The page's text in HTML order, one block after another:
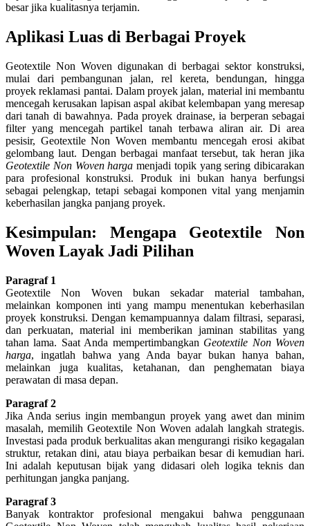
besar jika kualitasnya terjamin.
Aplikasi Luas di Berbagai Proyek
Geotextile Non Woven digunakan di berbagai sektor konstruksi,
mulai dari pembangunan jalan, rel kereta, bendungan, hingga
proyek reklamasi pantai. Dalam proyek jalan, material ini membantu
mencegah kerusakan lapisan aspal akibat kelembapan yang meresap
dari tanah di bawahnya. Pada proyek drainase, ia berperan sebagai
filter yang mencegah partikel tanah terbawa aliran air. Di area
pesisir, Geotextile Non Woven membantu mencegah erosi akibat
gelombang laut. Dengan berbagai manfaat tersebut, tak heran jika
Geotextile Non Woven harga menjadi topik yang sering dibicarakan
para profesional konstruksi. Produk ini bukan hanya berfungsi
sebagai pelengkap, tetapi sebagai komponen vital yang menjamin
keberhasilan jangka panjang proyek.
Kesimpulan: Mengapa Geotextile Non
Woven Layak Jadi Pilihan
Paragraf 1
Geotextile Non Woven bukan sekadar material tambahan,
melainkan komponen inti yang mampu menentukan keberhasilan
proyek konstruksi. Dengan kemampuannya dalam filtrasi, separasi,
dan perkuatan, material ini memberikan jaminan stabilitas yang
tahan lama. Saat Anda mempertimbangkan Geotextile Non Woven
harga, ingatlah bahwa yang Anda bayar bukan hanya bahan,
melainkan juga kualitas, ketahanan, dan penghematan biaya
perawatan di masa depan.
Paragraf 2
Jika Anda serius ingin membangun proyek yang awet dan minim
masalah, memilih Geotextile Non Woven adalah langkah strategis.
Investasi pada produk berkualitas akan mengurangi risiko kegagalan
struktur, retakan dini, atau biaya perbaikan besar di kemudian hari.
Ini adalah keputusan bijak yang didasari oleh logika teknis dan
perhitungan jangka panjang.
Paragraf 3
Banyak kontraktor profesional mengakui bahwa penggunaan